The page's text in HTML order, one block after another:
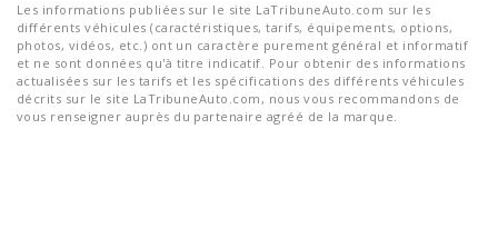
Les informations publiées sur le site LaTribuneAuto.com sur les
différents véhicules (caractéristiques, tarifs, équipements, options,
photos, vidéos, etc.) ont un caractère purement général et informatif
et ne sont données qu'à titre indicatif. Pour obtenir des informations
actualisées sur les tarifs et les spécifications des différents véhicules
décrits sur le site LaTribuneAuto.com, nous vous recommandons de
vous renseigner auprès du partenaire agréé de la marque.